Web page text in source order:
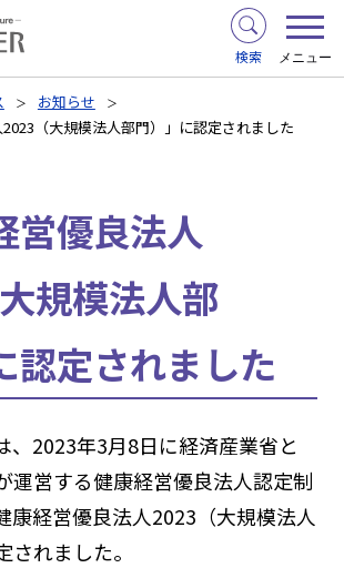
検索 メニュー
お知らせ
2023（大規模法人部門）」に認定されました
営優良法人
規模法人部
認定されました
、2023年3月8日に経済産業省と
運営する健康経営優良法人認定制
康経営優良法人2023（大規模法人
れました。